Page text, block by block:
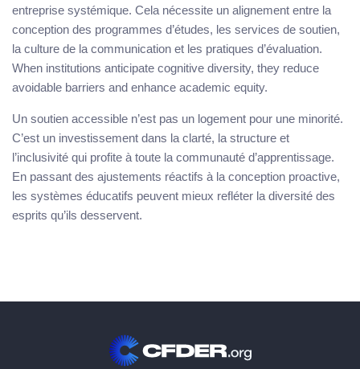
entreprise systémique. Cela nécessite un alignement entre la
conception des programmes d’études, les services de soutien,
la culture de la communication et les pratiques d’évaluation.
When institutions anticipate cognitive diversity, they reduce
avoidable barriers and enhance academic equity.
Un soutien accessible n’est pas un logement pour une minorité.
C’est un investissement dans la clarté, la structure et
l’inclusivité qui profite à toute la communauté d’apprentissage.
En passant des ajustements réactifs à la conception proactive,
les systèmes éducatifs peuvent mieux refléter la diversité des
esprits qu’ils desservent.